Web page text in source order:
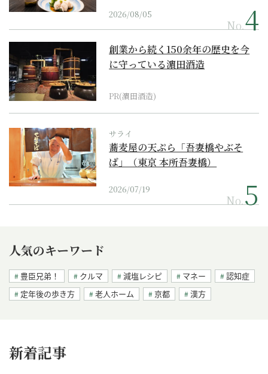
2026/08/05
No.
創業から続く150余年の歴史を今
に守っている濵田酒造
PR(濵田酒造)
サライ
蕎麦屋の天ぷら「吾妻橋やぶそ
ば」（東京 本所吾妻橋）
2026/07/19
No.
人気のキーワード
豊臣兄弟！ クルマ 減塩レシピ マネー
認知症
定年後の歩き方
老人ホーム 京都 漢方
新着記事